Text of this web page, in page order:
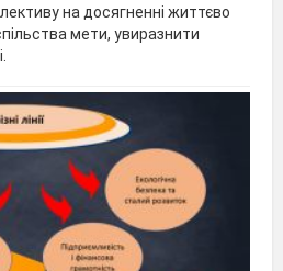
на досягненні життєво
мети, увиразнити